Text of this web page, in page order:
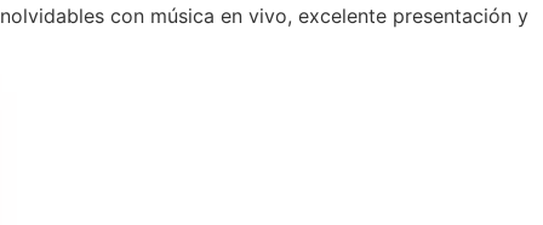
con música en vivo, excelente presentación y